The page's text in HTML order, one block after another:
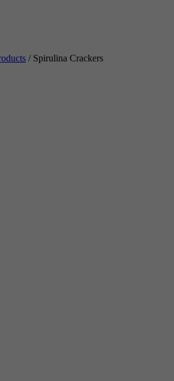
/ Spirulina Crackers